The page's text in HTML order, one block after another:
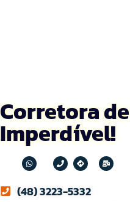
Corretora
Imperdível!
(48) 3223-5332